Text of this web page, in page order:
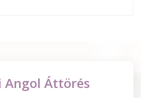
Angol Áttörés